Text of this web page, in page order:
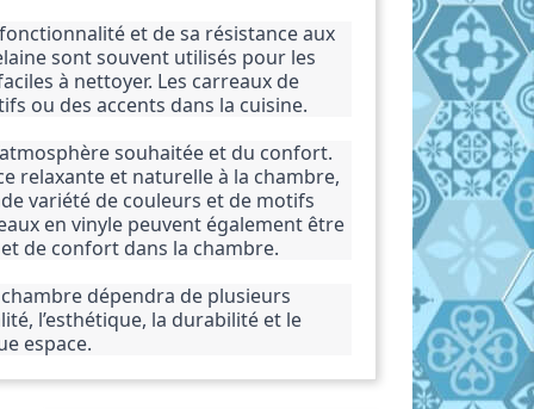
et de sa résistance aux
sont souvent utilisés pour les
à nettoyer. Les carreaux de
ou des accents dans la cuisine.
souhaitée et du confort.
relaxante et naturelle à la chambre,
variété de couleurs et de motifs
en vinyle peuvent également être
de confort dans la chambre.
dépendra de plusieurs
l’esthétique, la durabilité et le
espace.